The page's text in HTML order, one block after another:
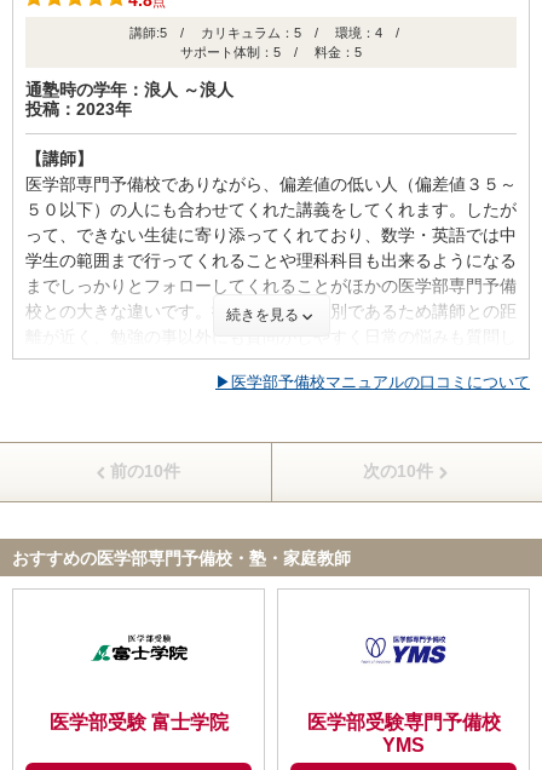
け、自習している際にも進捗状況を気にかけて下さります。 先
生方はとても優しく生徒思いで、勉強漬けの生活でだれてしまう
こともありましたが、一緒にご飯を食べながら話を聞いて頂きリ
フレッシュする事ができました。風邪をひいて塾に来れなかった
時は差し入れを届けて下さりました。勉強面以外でもメンタル面
で何度も助けて下さります。成績がどうであれ生徒の夢に真剣に
向き合って下さる先生方です。
【カリキュラム・指導方針・授業内容】
国公立でも私立でも希望を考慮して授業を組むことができます。
英国数は塾長と副塾長が担当しているので、成績に合わせて授業
の内容や回数を決めます。ただ授業をすれば良いということでは
なく、医学部に合格することを第一に考えるので、必要のない授
たり、授業のレベルをその人に合わせて行います。特に数学は受
しました。授業内容も分かりやすく、ただ暗記するのではなく理
論的に理解することを目標にしています。 生物と化学を取って
手な範囲に合わせた問題を出して下さります。それだけでなく、
医学生のチャーターも個別で理科を教えて下さるので、その後の
【校舎内外の環境について（自習室、交通の便、治安、立地な
品で綺麗です。オシャレに設計されてあります。校舎内は木を基
調に作られているので、とても落ち着き勉強に励む事ができま
講師:5 / カリキュラム：5 / 環境：4 /
サポート体制：5 / 料金：5
通塾時の学年：浪人 ～浪人
投稿：2023年
【講師】
医学部専門予備校でありながら、偏差値の低い人（偏差値３５～
５０以下）の人にも合わせてくれた講義をしてくれます。したが
って、できない生徒に寄り添ってくれており、数学・英語では中
学生の範囲まで行ってくれることや理科科目も出来るようになる
までしっかりとフォローしてくれることがほかの医学部専門予備
校との大きな違いです。授業はすべて個別であるため講師との距
離が近く、勉強の事以外にも質問がしやすく日常の悩みも質問し
てました。
他の予備校よりも最初にしっかりと両親含めて面談を行ってく
れ、その際に正しく自分の現状を教えてくれ、厳しいことも言わ
ムは完全個別であるため、能力の違いによって進みに差は出ます
が、英語・数学は９月には多くが終わり演習へ、理科は１１月く
らいにすべてが終わり演習にいきました。個別であるため質問が
た、模試に力を入れており多くの模試を受けそのたびに復習をす
るため自分の欠点にいち早く気づくことに繋がりました。
【校舎内外の環境について（自習室、交通の便、治安、立地な
続きを見る
▶医学部予備校マニュアルの口コミについて
前の10件 次の10件
おすすめの医学部専門予備校・塾・家庭教師
医学部受験 富士学院
医学部受験専門予備校
YMS